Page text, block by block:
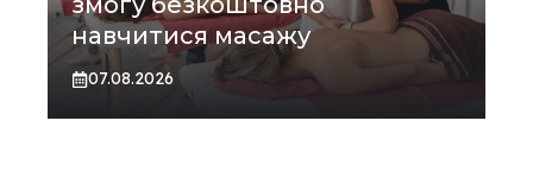
навчитися масажу
07.08.2026